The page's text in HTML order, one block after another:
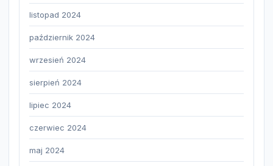
listopad 2024
październik 2024
wrzesień 2024
sierpień 2024
lipiec 2024
czerwiec 2024
maj 2024